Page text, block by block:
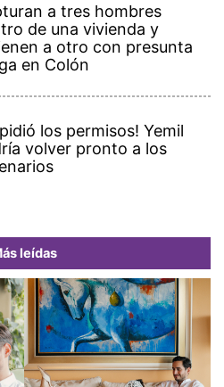
a tres hombres
de una vivienda y
a otro con presunta
en Colón
pidió los permisos! Yemil
volver pronto a los
leídas